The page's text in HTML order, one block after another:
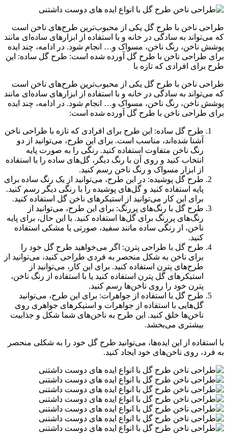
طراحی ناخن با طرح گل یکی از محبوب‌ترین طرح‌های ناخن است
که می‌تواند به سادگی در خانه و با استفاده از ابزارهای ساده‌ای مانند
پوشش ناخن، رنگ ناخن، مسواک و… انجام شود. در ادامه، چند ایده
برای طراحی ناخن با طرح گل آورده شده است: طرح گل ساده: این
طرح برای افرادی که تازه با
طراحی ناخن با طرح گل یکی از محبوب‌ترین طرح‌های ناخن است
که می‌تواند به سادگی در خانه و با استفاده از ابزارهای ساده‌ای مانند
پوشش ناخن، رنگ ناخن، مسواک و… انجام شود. در ادامه، چند ایده
برای طراحی ناخن با طرح گل آورده شده است:
طرح گل ساده: این طرح برای افرادی که تازه با طراحی ناخن
آشنا شده‌اند، مناسب است. برای این طرح، می‌توانید از دو
رنگ ناخن متفاوت استفاده کنید. رنگی را به صورت پایه
انتخاب کنید و روی آن با رنگ دیگر، گل‌های ساده را با استفاده
از ابزار مسواک و رنگ ناخن رسم کنید.
طرح گل پوشیده: در این طرح، می‌توانید از یک رنگ ساده برای
پایه استفاده کنید و گل‌های پوشیده را با رنگی دیگر رسم کنید.
برای این کار می‌توانید از استیکرهای ناخن گل استفاده کنید.
طرح گل با رنگ‌های پررنگ: برای این طرح، می‌توانید از
رنگ‌های پررنگ برای گل‌ها استفاده کنید. با این حال، برای پایه
ناخن، از رنگی ساده مانند سفید، صورتی یا مشکی استفاده
کنید.
طرح گل با طراحی پترن: اگر می‌خواهید طرح گل خود را
برای ناخن به شکل منحصر به فردی طراحی کنید، می‌توانید از
طرح‌های پترن استفاده کنید. برای این کار، می‌توانید از
استیکرهای گل پترن استفاده کنید یا با استفاده از رنگ ناخن،
پترن خود را روی ناخن‌ها رسم کنید.
طرح گل با استفاده از جواهرات: برای این طرح، می‌توانید
گل‌هایی با استفاده از جواهرات و استیکرهای جواهری روی
ناخن‌ها خلق کنید. این طرح به ناخن‌های شما شکل و جذابیت
بیشتری می‌بخشد.
با استفاده از این ایده‌ها، می‌توانید طرح گل خود را به شکلی منحصر
به فرد، روی ناخن‌های خود ایجاد کنید.